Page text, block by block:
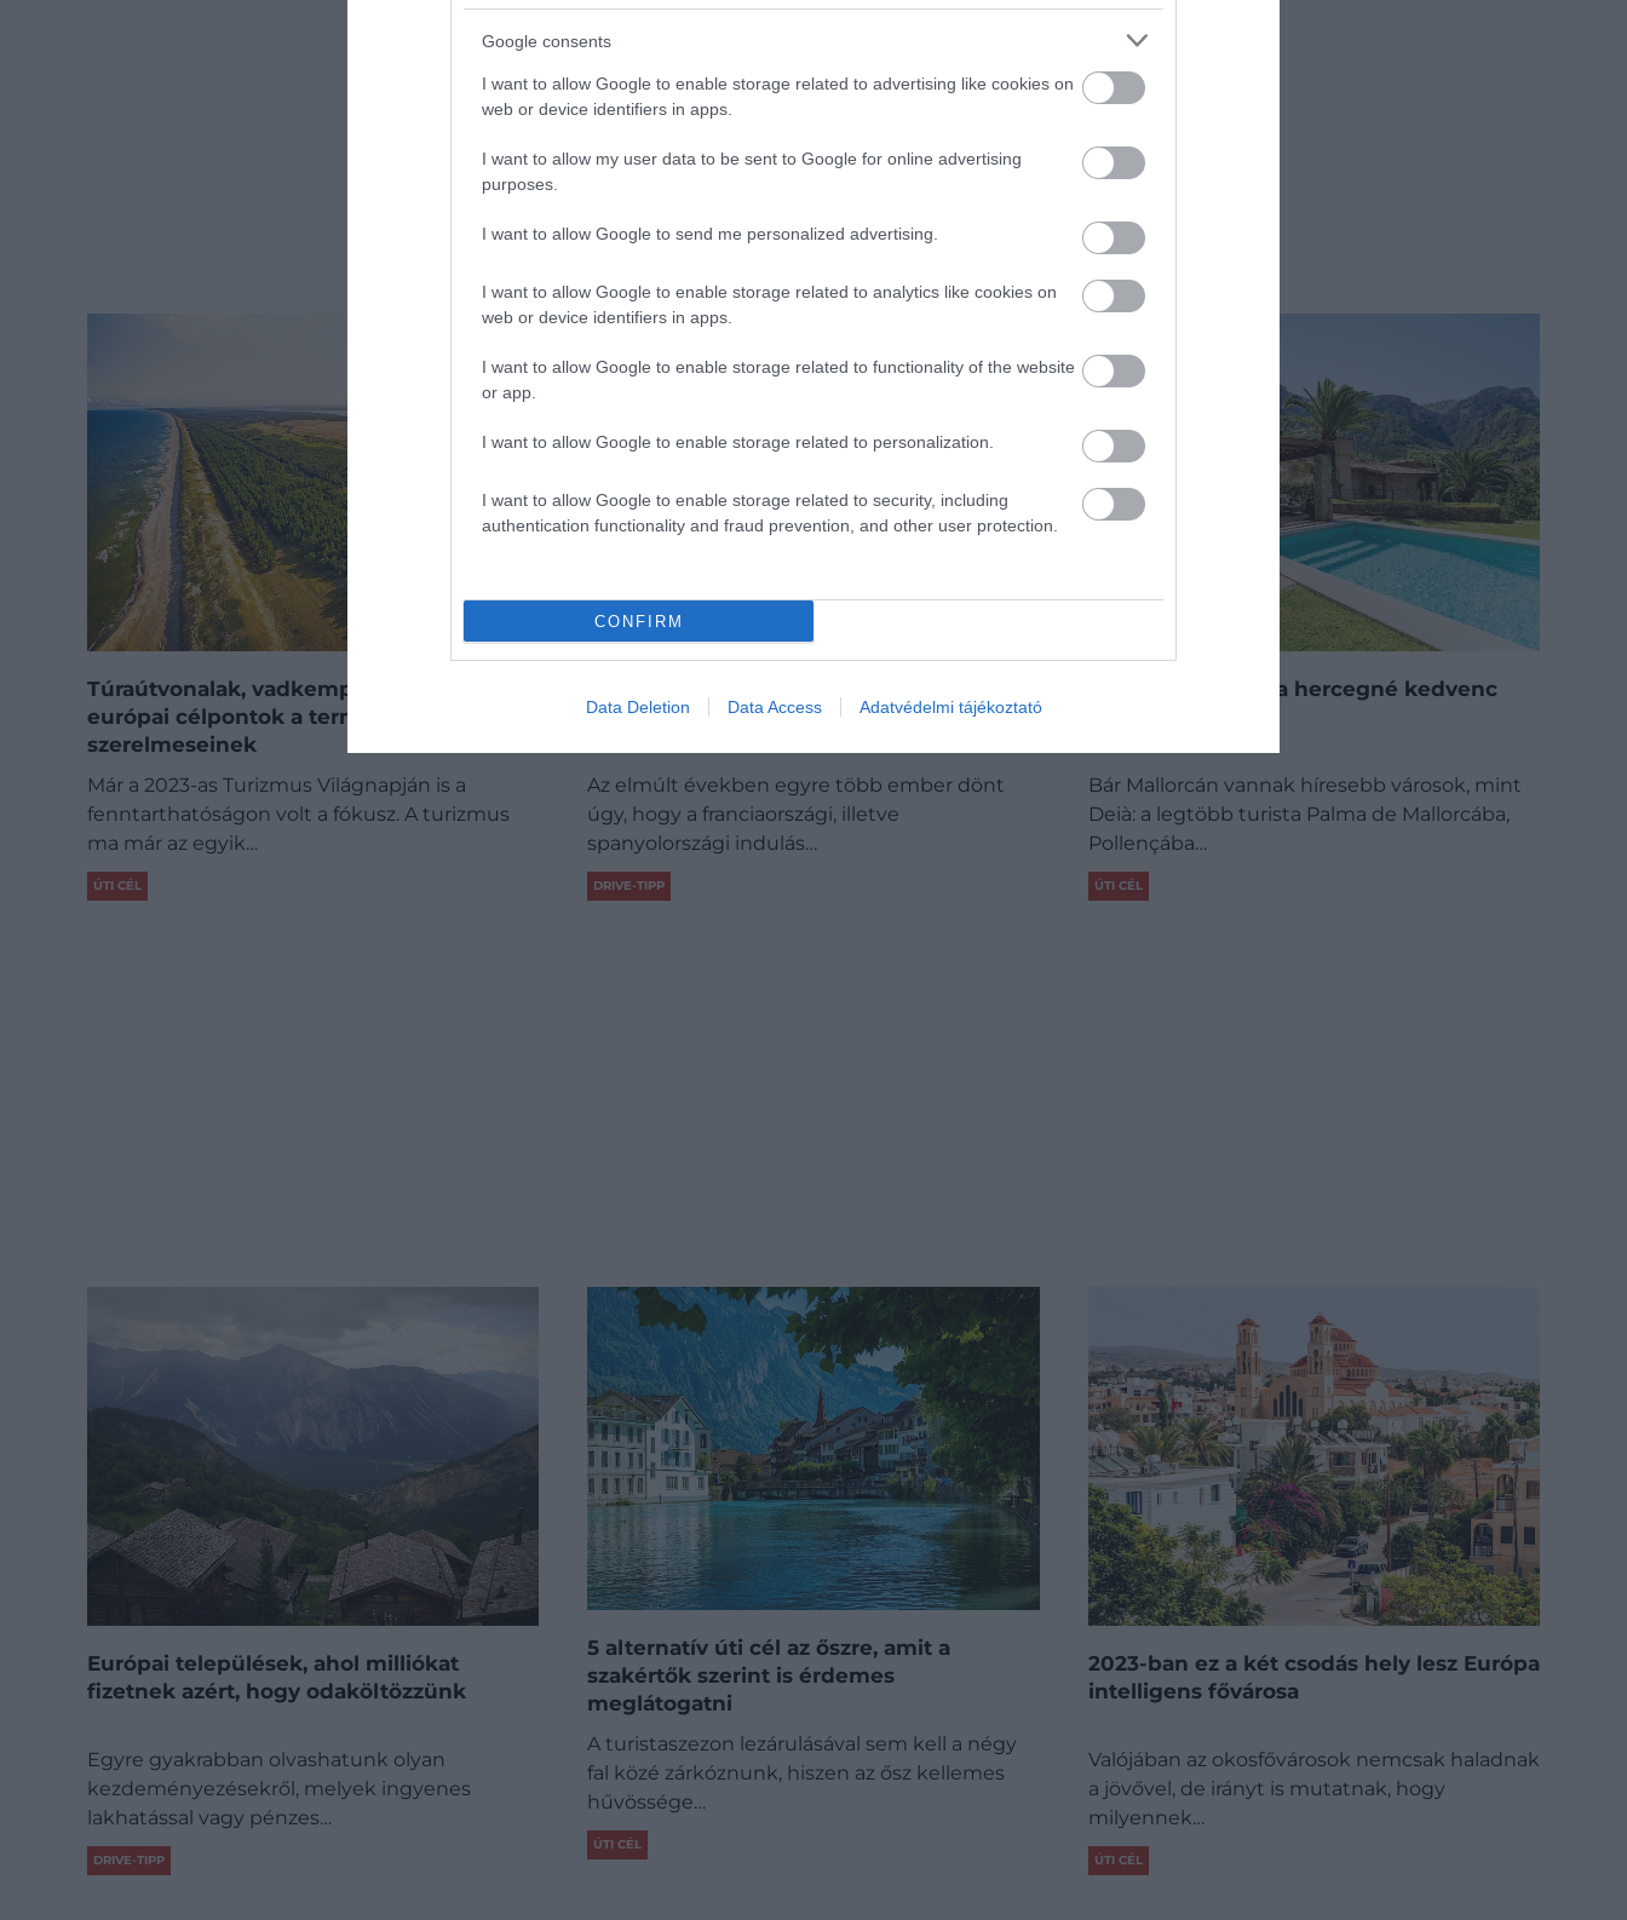
Google consents
I want to allow Google to enable storage related to advertising like cookies on
web or device identifiers in apps.
I want to allow my user data to be sent to Google for online advertising
purposes.
I want to allow Google to send me personalized advertising.
I want to allow Google to enable storage related to analytics like cookies on
web or device identifiers in apps.
I want to allow Google to enable storage related to functionality of the website
or app.
I want to allow Google to enable storage related to personalization.
I want to allow Google to enable storage related to security, including
authentication functionality and fraud prevention, and other user protection.
CONFIRM
Data Deletion Data Access Adatvédelmi tájékoztató
Túraútvonalak, vadkempingek: a legjobb
európai célpontok a természet
szerelmeseinek
Már a 2023-as Turizmus Világnapján is a
fenntarthatóságon volt a fókusz. A turizmus
ma már az egyik…
ÚTI CÉL
miért válasszuk az El Camino portugál
Az elmúlt években egyre több ember dönt
úgy, hogy a franciaországi, illetve
spanyolországi indulás…
DRIVE-TIPP
Ismerd meg Diana hercegné kedvenc
Bár Mallorcán vannak híresebb városok, mint
Deià: a legtöbb turista Palma de Mallorcába,
Pollençába…
ÚTI CÉL
Európai települések, ahol milliókat
fizetnek azért, hogy odaköltözzünk
Egyre gyakrabban olvashatunk olyan
kezdeményezésekről, melyek ingyenes
lakhatással vagy pénzes…
DRIVE-TIPP
5 alternatív úti cél az őszre, amit a
szakértők szerint is érdemes
meglátogatni
A turistaszezon lezárulásával sem kell a négy
fal közé zárkóznunk, hiszen az ősz kellemes
hűvössége…
ÚTI CÉL
2023-ban ez a két csodás hely lesz Európa
intelligens fővárosa
Valójában az okosfővárosok nemcsak haladnak
a jövővel, de irányt is mutatnak, hogy
milyennek…
ÚTI CÉL